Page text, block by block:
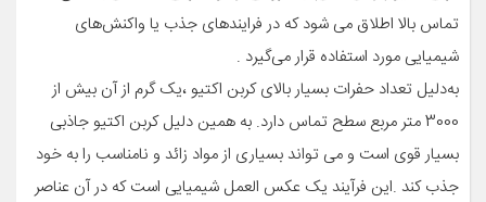
تماس بالا اطلاق می شود که در فرایندهای جذب یا واکنش‌های
شیمیایی مورد استفاده قرار می‌گیرد .
به‌دلیل تعداد حفرات بسیار بالای کربن اکتیو ،یک گرم از آن بیش از
3000 متر مربع سطح تماس دارد. به همین دلیل کربن اکتیو جاذبی
بسیار قوی است و می تواند بسیاری از مواد زائد و نامناسب را به خود
جذب کند .این فرآیند یک عکس العمل شیمیایی است که در آن عناصر